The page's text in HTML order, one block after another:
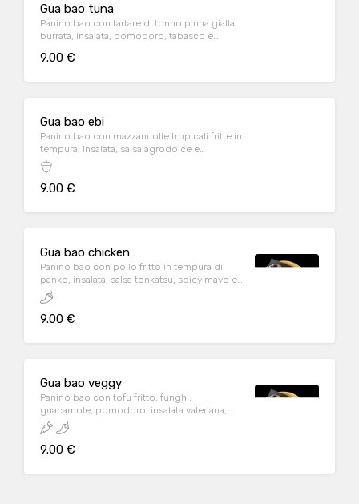
Gua bao tuna
Panino bao con tartare di tonno pinna gialla,
burrata, insalata, pomodoro, tabasco e
9.00 €
Gua bao ebi
Panino bao con mazzancolle tropicali fritte in
tempura, insalata, salsa agrodolce e
mandorle
9.00 €
Gua bao chicken
Panino bao con pollo fritto in tempura di
panko, insalata, salsa tonkatsu, spicy mayo e
sesamo bianco
9.00 €
Gua bao veggy
Panino bao con tofu fritto, funghi,
guacamole, pomodoro, insalata valeriana,
salsa teriyaki
9.00 €